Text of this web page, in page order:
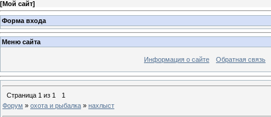
[Мой сайт]
Форма входа
Меню сайта
Информация о сайте Обратная связь
Страница 1 из 1
1
Форум » охота и рыбалка » нахлыст